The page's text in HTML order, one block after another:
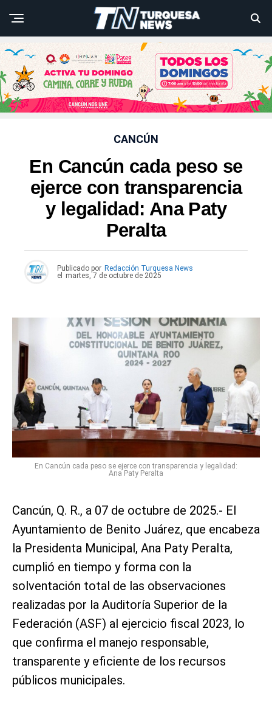
CANCÚN
En Cancún cada peso se
ejerce con transparencia
y legalidad: Ana Paty
Peralta
Publicado por Redacción Turquesa News
el
martes, 7 de octubre de 2025
En Cancún cada peso se ejerce con transparencia y legalidad:
Ana Paty Peralta
Cancún, Q. R., a 07 de octubre de 2025.- El
Ayuntamiento de Benito Juárez, que encabeza
la Presidenta Municipal, Ana Paty Peralta,
cumplió en tiempo y forma con la
solventación total de las observaciones
realizadas por la Auditoría Superior de la
Federación (ASF) al ejercicio fiscal 2023, lo
que confirma el manejo responsable,
transparente y eficiente de los recursos
públicos municipales.